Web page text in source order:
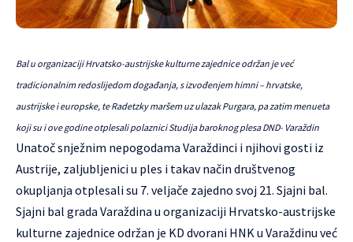
Bal u organizaciji Hrvatsko-austrijske kulturne zajednice održan je već
tradicionalnim redoslijedom događanja, s izvođenjem himni – hrvatske,
austrijske i europske, te Radetzky maršem uz ulazak Purgara, pa zatim menueta
koji su i ove godine otplesali polaznici Studija baroknog plesa DND- Varaždin
Unatoč snježnim nepogodama Varaždinci i njihovi gosti iz
Austrije, zaljubljenici u ples i takav način društvenog
okupljanja otplesali su 7. veljače zajedno svoj 21. Sjajni bal.
Sjajni bal grada Varaždina u organizaciji Hrvatsko-austrijske
kulturne zajednice održan je KD dvorani HNK u Varaždinu već